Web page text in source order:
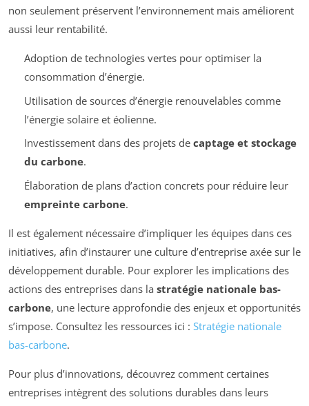
non seulement préservent l’environnement mais améliorent
aussi leur rentabilité.
Adoption de technologies vertes pour optimiser la
consommation d’énergie.
Utilisation de sources d’énergie renouvelables comme
l’énergie solaire et éolienne.
Investissement dans des projets de captage et stockage
du carbone.
Élaboration de plans d’action concrets pour réduire leur
empreinte carbone.
Il est également nécessaire d’impliquer les équipes dans ces
initiatives, afin d’instaurer une culture d’entreprise axée sur le
développement durable. Pour explorer les implications des
actions des entreprises dans la stratégie nationale bas-
carbone, une lecture approfondie des enjeux et opportunités
s’impose. Consultez les ressources ici : Stratégie nationale
bas-carbone.
Pour plus d’innovations, découvrez comment certaines
entreprises intègrent des solutions durables dans leurs